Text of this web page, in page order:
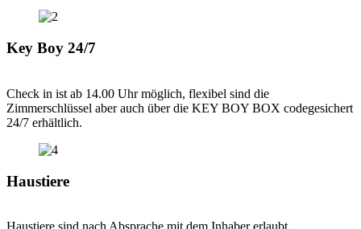
Key Boy 24/7
Check in ist ab 14.00 Uhr möglich, flexibel sind die
Zimmerschlüssel aber auch über die KEY BOY BOX codegesichert
24/7 erhältlich.
Haustiere